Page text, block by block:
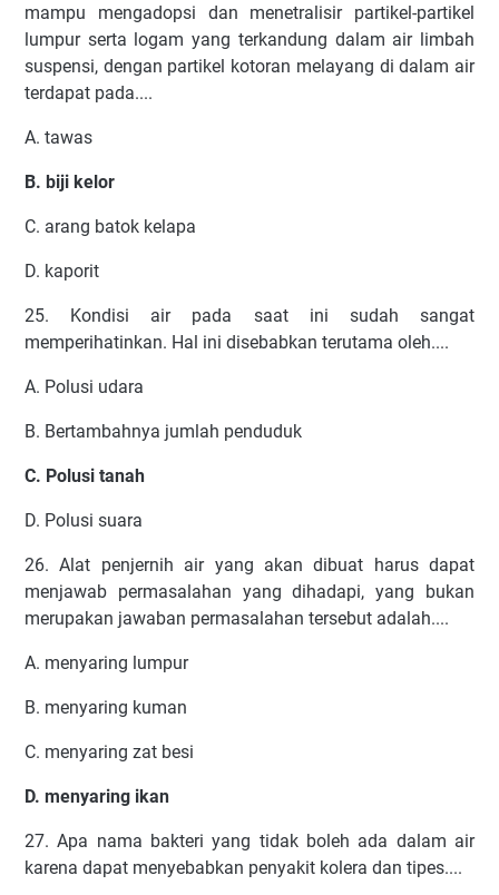
mampu mengadopsi dan menetralisir partikel-partikel
lumpur serta logam yang terkandung dalam air limbah
suspensi, dengan partikel kotoran melayang di dalam air
terdapat pada....
A. tawas
B. biji kelor
C. arang batok kelapa
D. kaporit
25. Kondisi air pada saat ini sudah sangat
memperihatinkan. Hal ini disebabkan terutama oleh....
A. Polusi udara
B. Bertambahnya jumlah penduduk
C. Polusi tanah
D. Polusi suara
26. Alat penjernih air yang akan dibuat harus dapat
menjawab permasalahan yang dihadapi, yang bukan
merupakan jawaban permasalahan tersebut adalah....
A. menyaring lumpur
B. menyaring kuman
C. menyaring zat besi
D. menyaring ikan
27. Apa nama bakteri yang tidak boleh ada dalam air
karena dapat menyebabkan penyakit kolera dan tipes....